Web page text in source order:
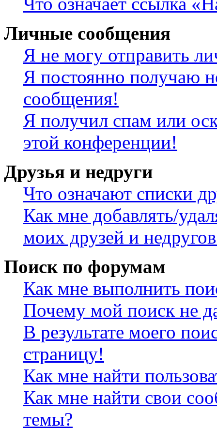
Личные сообщения
Я не могу отправить
Я постоянно получаю
сообщения!
Я получил спам или
этой конференции!
Друзья и недруги
Что означают списки
Как мне добавлять/
моих друзей и
Поиск по форумам
Как мне выполнить
Почему мой поиск не
В результате моего
страницу!
Как мне найти
Как мне найти свои
темы?